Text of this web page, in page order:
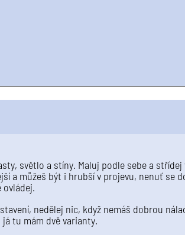
světlo a stíny. Maluj podle sebe a
a můžeš být i hrubší v projevu, nenuť se
ovládej.
nedělej nic, když nemáš dobrou
tu mám dvě varianty.